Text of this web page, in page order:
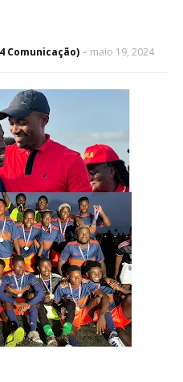
Comunicação) maio 19, 2024